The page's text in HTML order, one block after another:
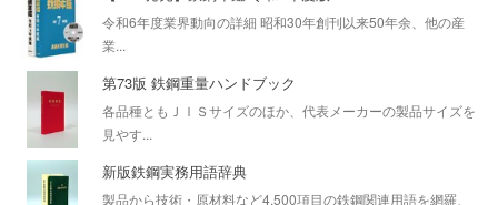
令和6年度業界動向の詳細 昭和30年創刊以来50年余、他の産
業...
第73版 鉄鋼重量ハンドブック
各品種ともＪＩＳサイズのほか、代表メーカーの製品サイズを
見やす...
新版鉄鋼実務用語辞典
製品から技術・原材料など4,500項目の鉄鋼関連用語を網羅、